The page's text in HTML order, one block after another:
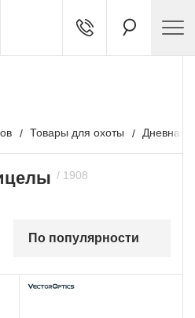
Товары для охоты Дневная
По популярности